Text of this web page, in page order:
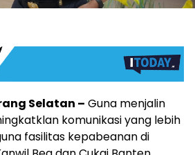
Selatan – Guna menjalin
komunikasi yang lebih
fasilitas kepabeanan di